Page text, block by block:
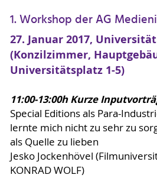
1. Workshop der AG
27. Januar 2017,
(Konzilzimmer,
Universitätsplatz 1-5)
11:00-13:00h Kurze
Special Editions als Para-
lernte mich nicht zu sehr zu
als Quelle zu lieben
Jesko Jockenhövel
KONRAD WOLF)